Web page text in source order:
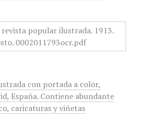
con portada a color,
España. Contiene abundante
caricaturas y viñetas